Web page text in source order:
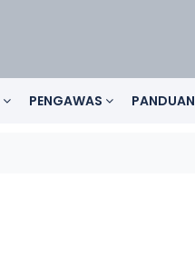
PENGAWAS PANDUAN